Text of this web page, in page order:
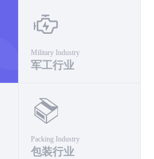
Military Industry
军工行业
Packing Industry
包装行业